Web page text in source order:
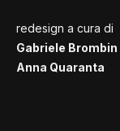
redesign a cura di
Gabriele Brombin
Anna Quaranta